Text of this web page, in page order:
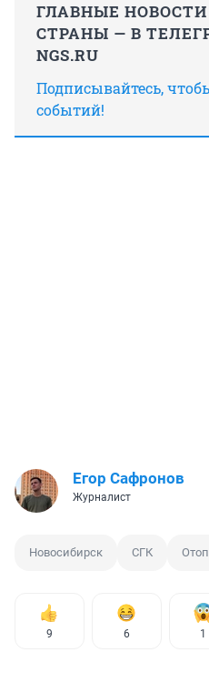
ГЛАВНЫЕ
СТРАНЫ — В
NGS.RU
Подписывайтесь,
событий!
Егор Сафронов
Журналист
Новосибирск СГК
9 6 1